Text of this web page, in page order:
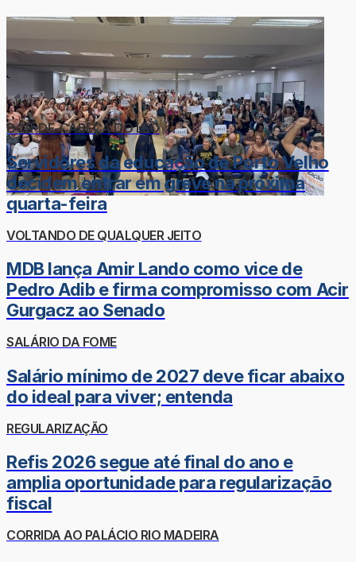
DOR-DE-CABEÇA DO LÉO
Servidores da educação de Porto Velho
decidem entrar em greve na próxima
quarta-feira
VOLTANDO DE QUALQUER JEITO
MDB lança Amir Lando como vice de
Pedro Adib e firma compromisso com Acir
Gurgacz ao Senado
SALÁRIO DA FOME
Salário mínimo de 2027 deve ficar abaixo
do ideal para viver; entenda
REGULARIZAÇÃO
Refis 2026 segue até final do ano e
amplia oportunidade para regularização
fiscal
CORRIDA AO PALÁCIO RIO MADEIRA